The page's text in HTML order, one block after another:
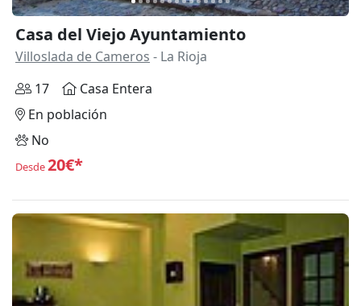
Casa del Viejo Ayuntamiento
Villoslada de Cameros - La Rioja
17
Casa Entera
En población
No
Desde20€*